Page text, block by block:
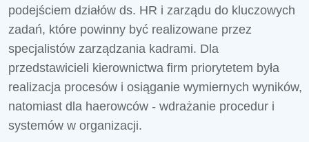
podejściem działów ds. HR i zarządu do kluczowych
zadań, które powinny być realizowane przez
specjalistów zarządzania kadrami. Dla
przedstawicieli kierownictwa firm priorytetem była
realizacja procesów i osiąganie wymiernych wyników,
natomiast dla haerowców - wdrażanie procedur i
systemów w organizacji.